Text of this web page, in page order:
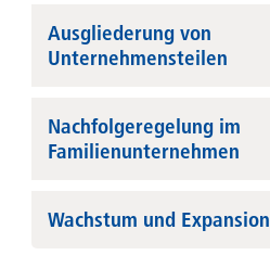
Ausgliederung von
Unternehmensteilen
Nachfolgeregelung im
Familienunternehmen
Wachstum und Expansion